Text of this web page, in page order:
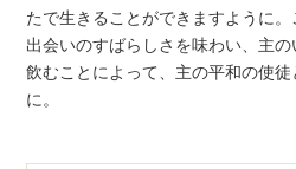
たで生きることができますように
出会いのすばらしさを味わい、主
飲むことによって、主の平和の使
に。